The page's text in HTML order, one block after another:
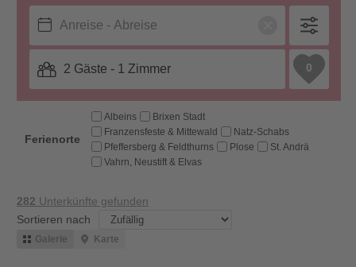
Ferienwohnungen und Hotels in Brixen in Südtirol
bieten ein angenehmes Urlaubszuhause. Gib deine
Unterkünfte in Südtirols ältester Stadt auf einen
Blick.